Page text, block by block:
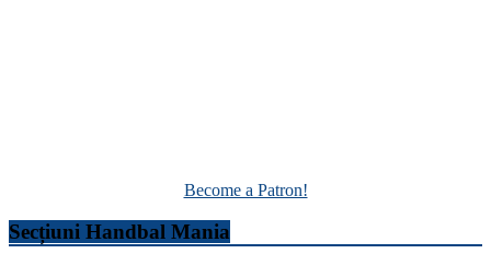
Become a Patron!
Secțiuni Handbal Mania